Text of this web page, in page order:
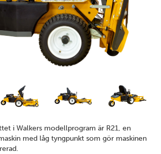
i Walkers modellprogram är R21, en
med låg tyngpunkt som gör maskinen